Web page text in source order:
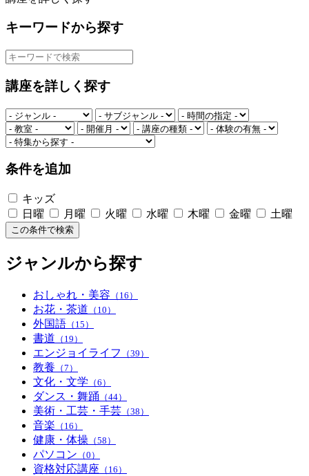
キーワードから探す
講座を詳しく探す
条件を追加
キッズ
日曜
月曜 火曜 水曜 木曜 金曜 土曜
この条件で検索
ジャンルから探す
おしゃれ・美容 （16）
お花・茶道 （10）
外国語 （15）
書道 （19）
エンジョイライフ （39）
教養 （7）
文化・文学 （6）
ダンス・舞踊 （44）
美術・工芸・手芸 （38）
音楽 （16）
健康・体操 （58）
パソコン （0）
資格対応講座 （16）